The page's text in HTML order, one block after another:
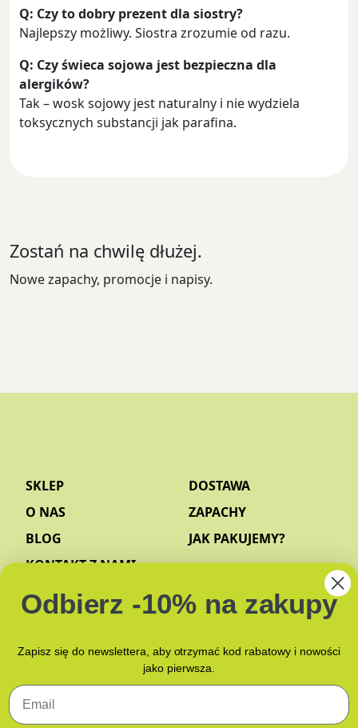
Q: Czy to dobry prezent dla siostry?
Najlepszy możliwy. Siostra zrozumie od razu.
Q: Czy świeca sojowa jest bezpieczna dla
alergików?
Tak – wosk sojowy jest naturalny i nie wydziela
toksycznych substancji jak parafina.
Zostań na chwilę dłużej.
Nowe zapachy, promocje i napisy.
SKLEP
O NAS
BLOG
KONTAKT Z NAMI
DOSTAWA
ZAPACHY
JAK PAKUJEMY?
POLITYKA PRYWATNOŚCI
(EU)
Odbierz -10% na zakupy
Zapisz się do newslettera, aby otrzymać kod rabatowy i nowości
jako pierwsza.
Email